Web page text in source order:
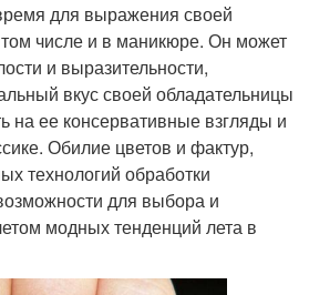
для выражения своей
числе и в маникюре. Он может
и выразительности,
вкус своей обладательницы
на ее консервативные взгляды и
Обилие цветов и фактур,
технологий обработки
для выбора и
модных тенденций лета в